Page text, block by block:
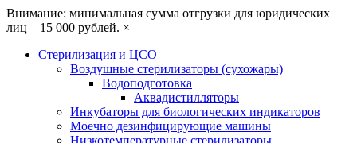
Внимание: минимальная сумма отгрузки для юридических
лиц – 15 000 рублей. ×
Стерилизация и ЦСО
Воздушные стерилизаторы (сухожары)
Водоподготовка
Аквадистилляторы
Инкубаторы для биологических индикаторов
Моечно дезинфицирующие машины
Низкотемпературные стерилизаторы